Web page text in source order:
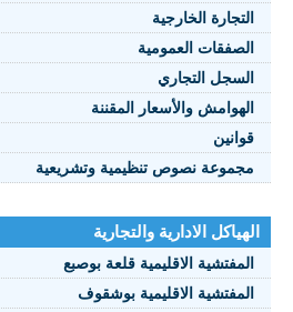
الخارجية
العمومية
التجاري
والأسعار المقننة
نصوص تنظيمية وتشريعية
الادارية والتجارية
الاقليمية قلعة بوصبع
الاقليمية بوشقوف